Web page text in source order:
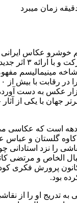
خوشرو عکاس
مینیمالیسم
و بیش از ۴۲ هزار عکس به
عکس برتر جهان با یکی
است که عکاسی
کاوه گلستان و عباس
را نزد استادانی
الخاص و مرتضی
پرورش فکری
بود.
به تدریج او را از